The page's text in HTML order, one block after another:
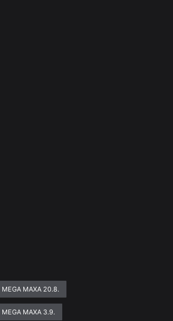
MEGA MAXA 20.8.
MEGA MAXA 3.9.